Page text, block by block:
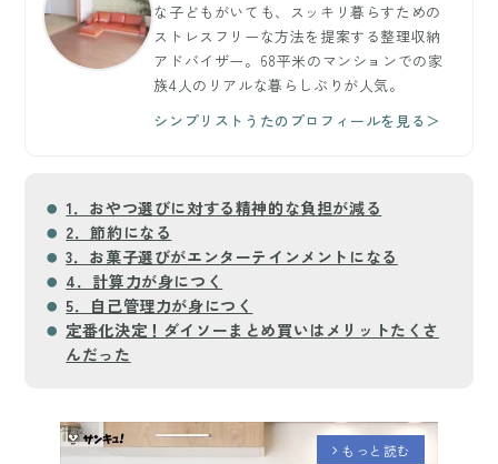
な子どもがいても、スッキリ暮らすための
ストレスフリーな方法を提案する整理収納
アドバイザー。68平米のマンションでの家
族4人のリアルな暮らしぶりが人気。
シンプリストうたのプロフィールを見る＞
1．おやつ選びに対する精神的な負担が減る
2．節約になる
3．お菓子選びがエンターテインメントになる
4．計算力が身につく
5．自己管理力が身につく
定番化決定！ダイソーまとめ買いはメリットたくさ
んだった
arrow_forward_ios もっと読む